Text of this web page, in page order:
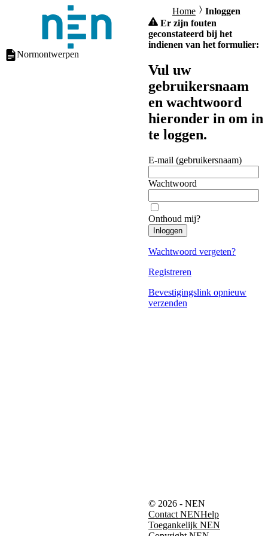
Normontwerpen
Home
Inloggen
Er zijn fouten
geconstateerd bij het
indienen van het formulier:
Vul uw
gebruikersnaam
en wachtwoord
hieronder in om in
te loggen.
E-mail (gebruikersnaam)
Wachtwoord
Onthoud mij?
Inloggen
Wachtwoord vergeten?
Registreren
Bevestigingslink opnieuw
verzenden
© 2026 - NEN
Contact NENHelp
Toegankelijk NEN